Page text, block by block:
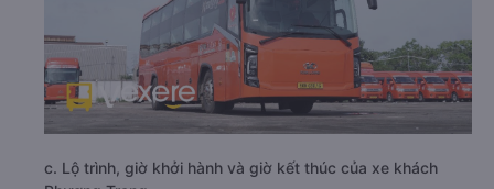
c. Lộ trình, giờ khởi hành và giờ kết thúc của xe khách